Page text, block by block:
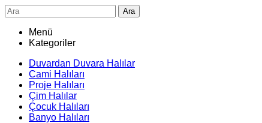
Ara
Menü
Kategoriler
Duvardan Duvara Halılar
Cami Halıları
Proje Halıları
Çim Halılar
Çocuk Halıları
Banyo Halıları